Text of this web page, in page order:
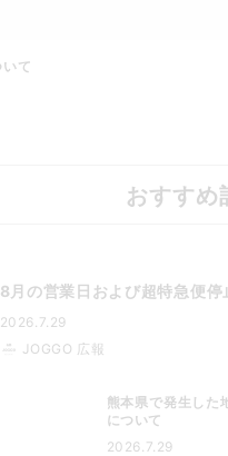
て
おすすめ
8月の営業日および超特急便停
2026.7.29
JOGGO 広報
熊本県で発生した
について
2026.7.29